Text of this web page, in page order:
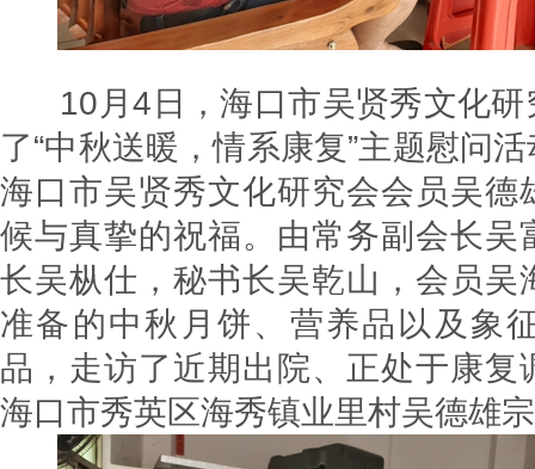
10月4日，海口市吴贤秀文化研
了“中秋送暖，情系康复”主题慰问
海口市吴贤秀文化研究会会员吴德
候与真挚的祝福。由常务副会长吴
长吴枞仕，秘书长吴乾山，会员吴
准备的中秋月饼、营养品以及象
品，走访了近期出院、正处于康复
海口市秀英区海秀镇业里村吴德雄